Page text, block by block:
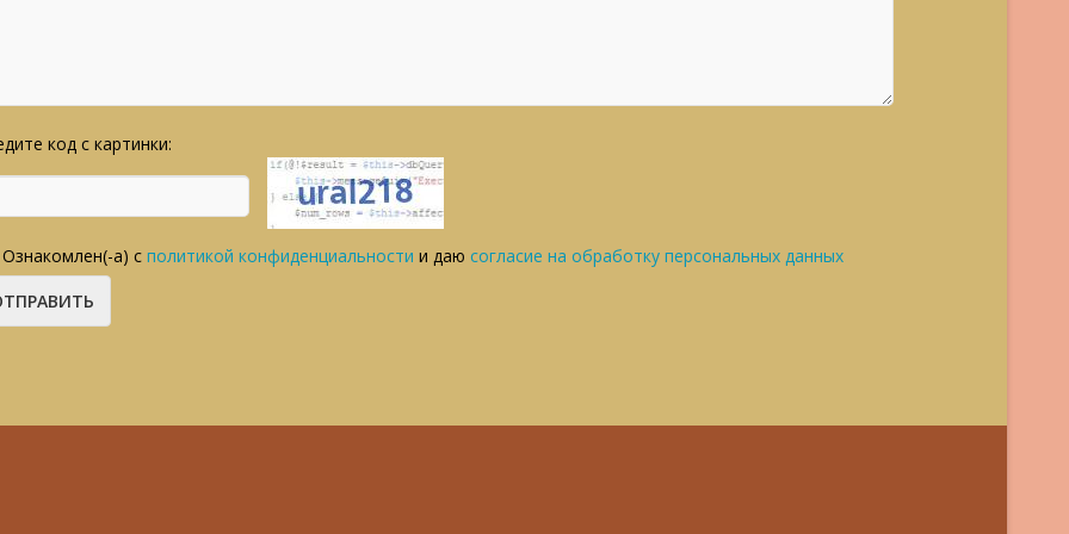
код с картинки:
Ознакомлен(-а) сполитикой конфиденциальности и даюсогласие на обработку персональных данных